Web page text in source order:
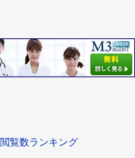
閲覧数ランキング